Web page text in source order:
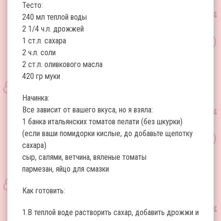
Тесто:
240 мл теплой воды
2 1/4 ч.л. дрожжей
1 ст.л. сахара
2 ч.л. соли
2 ст.л. оливкового масла
420 гр муки
Начинка:
Все зависит от вашего вкуса, но я взяла:
1 банка итальянских томатов пелати (без шкурки)
(если ваши помидорки кислые, до добавьте щепотку
сахара)
сыр, салями, ветчина, вяленые томаты
пармезан, яйцо для смазки
Как готовить:
1.В теплой воде растворить сахар, добавить дрожжи и